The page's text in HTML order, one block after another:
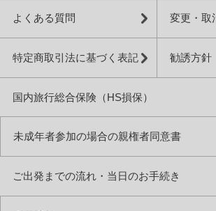
よくある質問 変更・取
特定商取引法に基づく表記 勧誘方針
国内旅行総合保険（HS損保）
未成年者参加の場合の親権者同意書
ご出発までの流れ・当日のお手続き